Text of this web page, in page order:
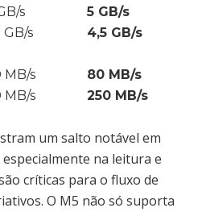
s
5 GB/s
GB/s 4,5 GB/s
MB/s
80 MB/s
MB/s 250 MB/s
um salto notável em
na leitura e
críticas para o fluxo de
O M5 não só suporta